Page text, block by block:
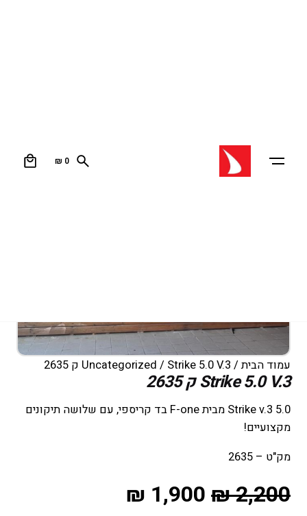
₪ 0
עמוד הבית/
Uncategorized / Strike 5.0 V.3 ק 2635
Strike 5.0 V.3 ק 2635
Strike v.3 5.0 מבית F-one בד קריספי, עם שלושה תיקונים
מקצועיים!
מק"ט – 2635
₪2,200
₪ 1,900